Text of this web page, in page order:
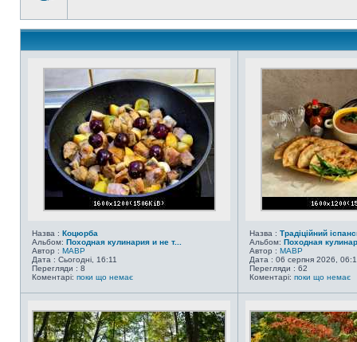
Назва : Коцюрба
Альбом: Походная кулинария и не т...
Автор : MABP
Дата : Сьогодні, 16:11
Перегляди : 8
Коментарі: поки що немає
Назва : Традіційний
Альбом: Походная
Автор : MABP
Дата : 06 серпня 2026,
Перегляди : 62
Коментарі: поки що немає